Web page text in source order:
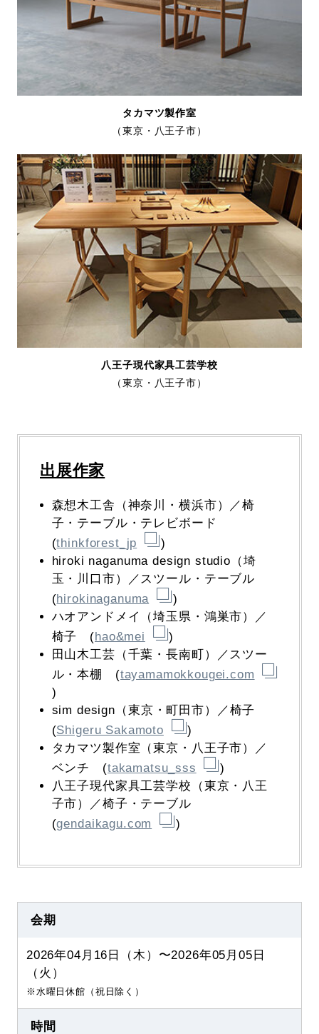
タカマツ製作室
（東京・八王子市）
八王子現代家具工芸学校
（東京・八王子市）
出展作家
森想木工舎（神奈川・横浜市）／椅
子・テーブル・テレビボード
(thinkforest_jp
)
hiroki naganuma design studio（埼
玉・川口市）／スツール・テーブル
(hirokinaganuma
)
ハオアンドメイ（埼玉県・鴻巣市）／
椅子 (hao&mei
)
田山木工芸（千葉・長南町）／スツー
ル・本棚 (tayamamokkougei.com
)
sim design（東京・町田市）／椅子
(Shigeru Sakamoto
)
タカマツ製作室（東京・八王子市）／
ベンチ (takamatsu_sss
)
八王子現代家具工芸学校（東京・八王
子市）／椅子・テーブル
(gendaikagu.com )
会期
2026年04月16日（木）〜2026年05月05日
（火）
※水曜日休館（祝日除く）
時間